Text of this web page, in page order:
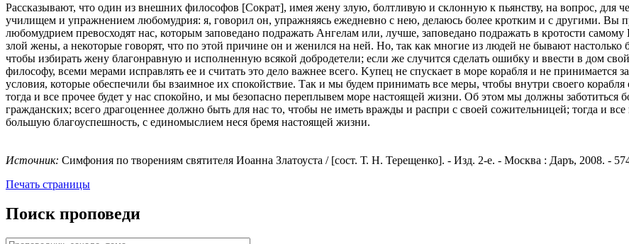
Рассказывают, что один из внешних философов [Сократ], имея жену злую, болтливую и склонную к пьянству, на вопрос, для
училищем и упражнением любомудрия: я, говорил он, упражняясь ежедневно с нею, делаюсь более кротким и с другими. Вы
любомудрием превосходят нас, которым заповедано подражать Ангелам или, лучше, заповедано подражать в кротости
злой жены, а некоторые говорят, что по этой причине он и женился на ней. Но, так как многие из людей не бывают настолько
чтобы избирать жену благонравную и исполненную всякой добродетели; если же случится сделать ошибку и ввести в дом
философу, всеми мерами исправлять ее и считать это дело важнее всего. Kупец не спускает в море корабля и не
условия, которые обеспечили бы взаимное их спокойствие. Так и мы будем принимать все меры, чтобы внутри своего
тогда и все прочее будет у нас спокойно, и мы безопасно переплывем море настоящей жизни. Об этом мы должны заботиться
гражданских; всего драгоценнее должно быть для нас то, чтобы не иметь вражды и распри с своей сожительницей; тогда и
большую благоуспешность, с единомыслием неся бремя настоящей жизни.
Источник: Симфония по творениям святителя Иоанна Златоуста / [сост. Т. Н. Терещенко]. - Изд. 2-е. - Москва : Даръ, 2008. -
Печать страницы
Поиск проповеди